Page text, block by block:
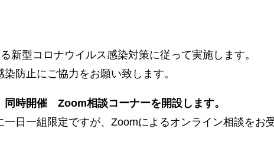
新型コロナウイルス感染対策に従って実施します。
防止にご協力をお願い致します。
時開催 Zoom相談コーナーを開設します。
一日一組限定ですが、Zoomによるオンライン相談をお